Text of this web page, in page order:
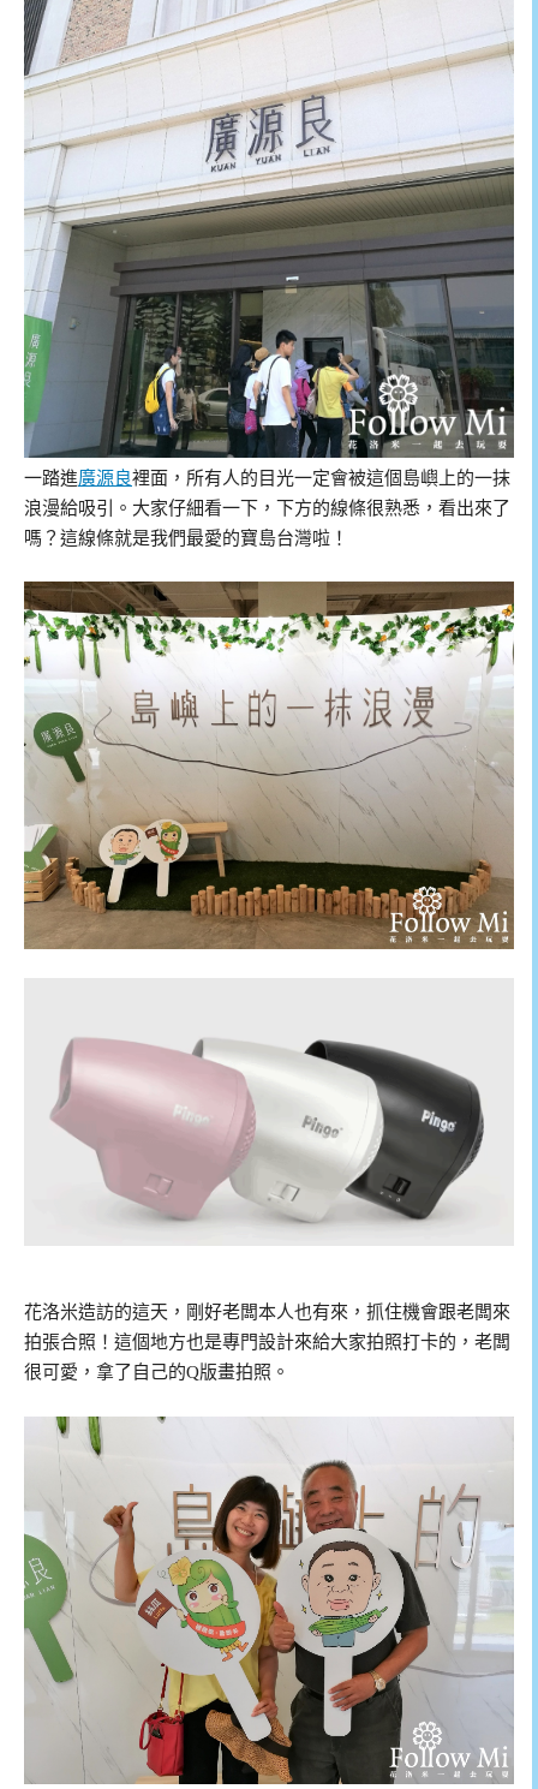
一踏進廣源良裡面，所有人的目光一定會被這個島嶼上的一抹
浪漫給吸引。大家仔細看一下，下方的線條很熟悉，看出來了
嗎？這線條就是我們最愛的寶島台灣啦！
花洛米造訪的這天，剛好老闆本人也有來，抓住機會跟老闆來
拍張合照！這個地方也是專門設計來給大家拍照打卡的，老闆
很可愛，拿了自己的Q版畫拍照。